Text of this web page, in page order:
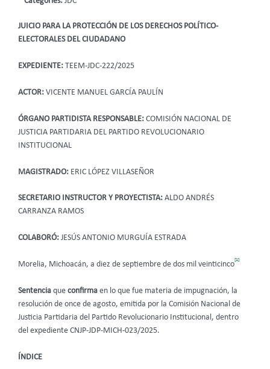
JUICIO PARA LA PROTECCIÓN DE LOS DERECHOS POLÍTICO-
ELECTORALES DEL CIUDADANO
EXPEDIENTE: TEEM-JDC-222/2025
ACTOR: VICENTE MANUEL GARCÍA PAULÍN
ÓRGANO PARTIDISTA RESPONSABLE: COMISIÓN NACIONAL DE
JUSTICIA PARTIDARIA DEL PARTIDO REVOLUCIONARIO
INSTITUCIONAL
MAGISTRADO: ERIC LÓPEZ VILLASEÑOR
SECRETARIO INSTRUCTOR Y PROYECTISTA: ALDO ANDRÉS
CARRANZA RAMOS
COLABORÓ: JESÚS ANTONIO MURGUÍA ESTRADA
Morelia, Michoacán, a diez de septiembre de dos mil veinticinco
[1]
Sentencia que confirma en lo que fue materia de impugnación, la
resolución de once de agosto, emitida por la Comisión Nacional de
Justicia Partidaria del Partido Revolucionario Institucional, dentro
del expediente CNJP-JDP-MICH-023/2025.
ÍNDICE